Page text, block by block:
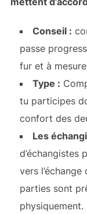
Conseil :
passe
fur et à
Type :
tu participes
confort des
Les
d’échangistes
vers
parties sont
physiquement.